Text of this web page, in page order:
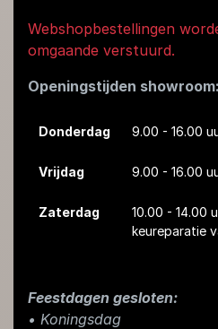
Webshopbestellingen
omgaande verstuurd.
Openingstijden showroom:
Donderdag 9.00 - 16.00
Vrijdag 9.00 - 16.00
Zaterdag 10.00 - 14.00
keureparatie
Feestdagen gesloten:
• Koningsdag